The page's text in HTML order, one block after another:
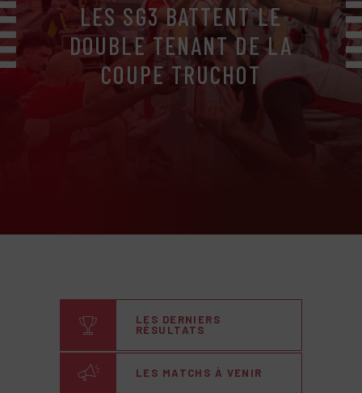
LES SG3 BATTENT LE
DOUBLE TENANT DE LA
COUPE TRUCHOT
LES DERNIERS
RÉSULTATS
LES MATCHS À VENIR